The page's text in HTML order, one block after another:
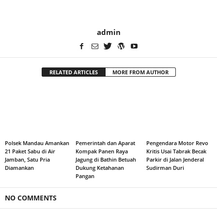
admin
RELATED ARTICLES MORE FROM AUTHOR
Polsek Mandau Amankan
21 Paket Sabu di Air
Jamban, Satu Pria
Diamankan
Pemerintah dan Aparat
Kompak Panen Raya
Jagung di Bathin Betuah
Dukung Ketahanan
Pangan
Pengendara Motor Revo
Kritis Usai Tabrak Becak
Parkir di Jalan Jenderal
Sudirman Duri
NO COMMENTS